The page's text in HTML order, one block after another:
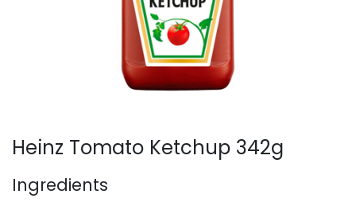
Heinz Tomato Ketchup 342g
Ingredients